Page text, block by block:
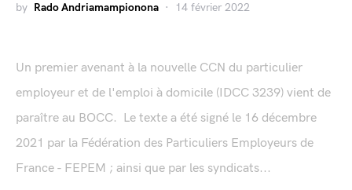
by Rado Andriamampionona 14 février 2022
Un premier avenant à la nouvelle CCN du particulier
employeur et de l'emploi à domicile (IDCC 3239) vient de
paraître au BOCC. Le texte a été signé le 16 décembre
2021 par la Fédération des Particuliers Employeurs de
France - FEPEM ; ainsi que par les syndicats...